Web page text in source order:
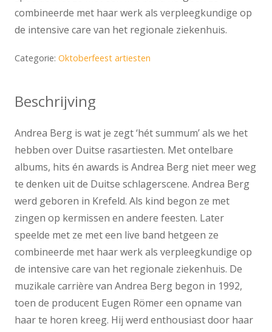
combineerde met haar werk als verpleegkundige op
de intensive care van het regionale ziekenhuis.
Categorie: Oktoberfeest artiesten
Beschrijving
Andrea Berg is wat je zegt ‘hét summum’ als we het
hebben over Duitse rasartiesten. Met ontelbare
albums, hits én awards is Andrea Berg niet meer weg
te denken uit de Duitse schlagerscene. Andrea Berg
werd geboren in Krefeld. Als kind begon ze met
zingen op kermissen en andere feesten. Later
speelde met ze met een live band hetgeen ze
combineerde met haar werk als verpleegkundige op
de intensive care van het regionale ziekenhuis. De
muzikale carrière van Andrea Berg begon in 1992,
toen de producent Eugen Römer een opname van
haar te horen kreeg. Hij werd enthousiast door haar